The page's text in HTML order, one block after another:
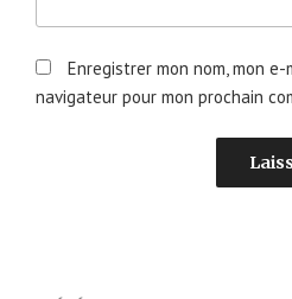
Enregistrer mon nom, mon
navigateur pour mon prochain
Navigation